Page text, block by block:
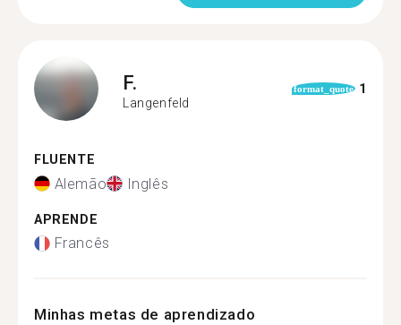
F.
Langenfeld
format_quote 1
FLUENTE
Alemão Inglês
APRENDE
Francês
Minhas metas de aprendizado